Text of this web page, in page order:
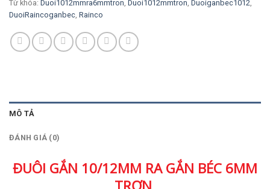
Từ khóa: Duoi1012mmra6mmtron, Duoi1012mmtron, Duoiganbec1012,
DuoiRaincoganbec, Rainco
MÔ TẢ
ĐÁNH GIÁ (0)
ĐUÔI GẮN 10/12MM RA GẮN BÉC 6MM